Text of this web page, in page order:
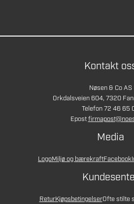
Kontakt
Nøsen & Co AS
Orkdalsveien 604, 7320
Telefon 72 46 65
Epost
Media
LogoMiljø og bærekraftFacebook
ReturKjøpsbetingelserOfte stilte